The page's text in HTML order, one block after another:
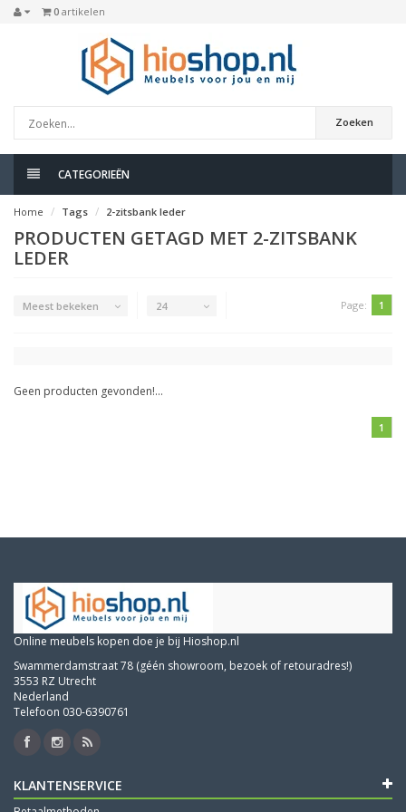
0 artikelen
Zoeken
CATEGORIEËN
Home Tags 2-zitsbank leder
PRODUCTEN GETAGD MET 2-ZITSBANK
LEDER
Meest bekeken 24 Page: 1
Geen producten gevonden!...
1
Online meubels kopen doe je bij Hioshop.nl
Swammerdamstraat 78 (géén showroom, bezoek of retouradres!)
3553 RZ Utrecht
Nederland
Telefoon 030-6390761
KLANTENSERVICE